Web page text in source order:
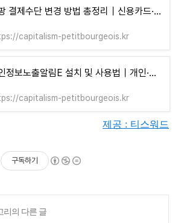
쿠팡 결제수단 변경 방법 총정리｜신용카드·카카오페이·계좌이체까지 한 번에 설정! - 자본주의 소시민
capitalism-petitbourgeois.kr
개인정보노출알림E 설치 및 사용법｜개인·가족 모두가 알아야 할 보안 수칙 - 자본주의 소시민
capitalism-petitbourgeois.kr
제공 : 티스워드
구독하기
리의 다른 글